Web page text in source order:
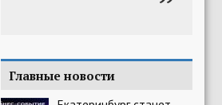
Главные новости